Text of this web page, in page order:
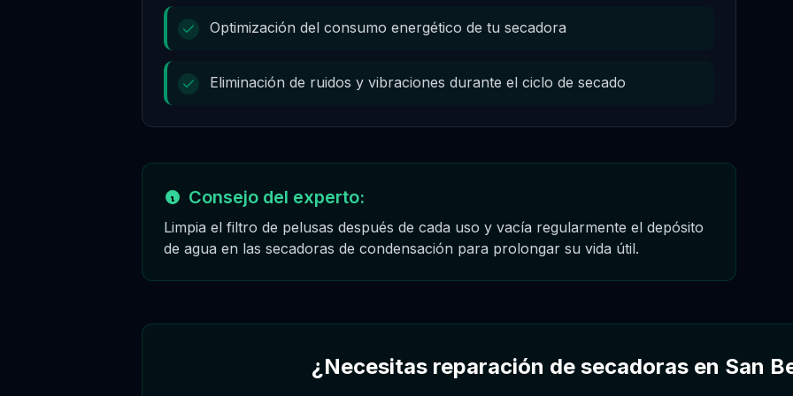
Optimización del consumo energético de tu secadora
Eliminación de ruidos y vibraciones durante el ciclo de secado
Consejo del experto:
Limpia el filtro de pelusas después de cada uso y vacía regularmente el depósito
de agua en las secadoras de condensación para prolongar su vida útil.
¿Necesitas reparación de secadoras en San